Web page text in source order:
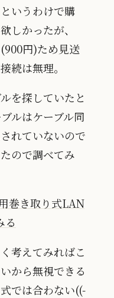
いうわけで購
しかったが、
円)ため見送
続は無理。
を探していたと
ルはケーブル同
れていないので
ので調べてみ
巻き取り式LAN
る
考えてみればこ
から無視できる
では合わない((-